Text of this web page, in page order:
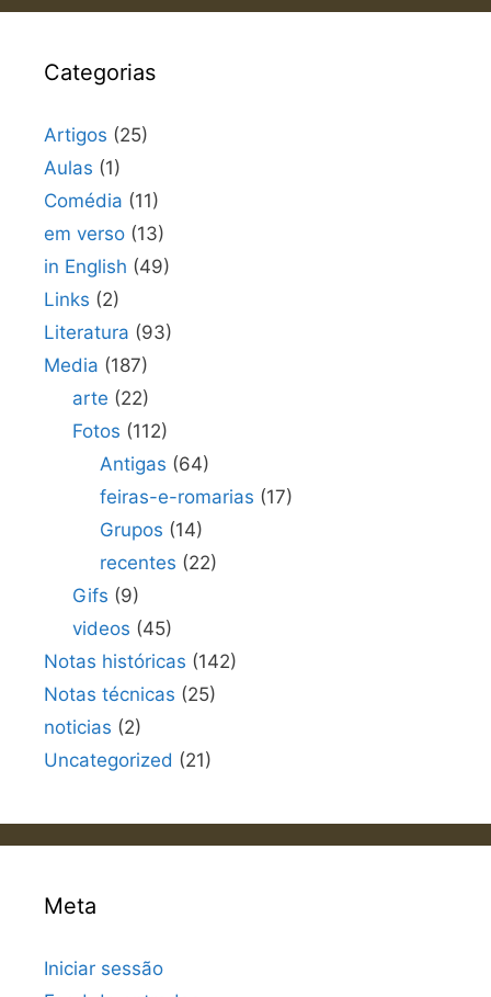
Categorias
Artigos (25)
Aulas (1)
Comédia (11)
em verso (13)
in English (49)
Links (2)
Literatura (93)
Media (187)
arte (22)
Fotos (112)
Antigas (64)
feiras-e-romarias (17)
Grupos (14)
recentes (22)
Gifs (9)
videos (45)
Notas históricas (142)
Notas técnicas (25)
noticias (2)
Uncategorized (21)
Meta
Iniciar sessão